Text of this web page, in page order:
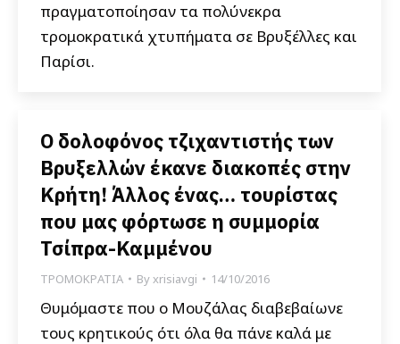
πραγματοποίησαν τα πολύνεκρα
τρομοκρατικά χτυπήματα σε Βρυξέλλες και
Παρίσι.
Ο δολοφόνος τζιχαντιστής των
Βρυξελλών έκανε διακοπές στην
Κρήτη! Άλλος ένας… τουρίστας
που μας φόρτωσε η συμμορία
Τσίπρα-Καμμένου
ΤΡΟΜΟΚΡΑΤΙΑ Byxrisiavgi 14/10/2016
Θυμόμαστε που ο Μουζάλας διαβεβαίωνε
τους κρητικούς ότι όλα θα πάνε καλά με